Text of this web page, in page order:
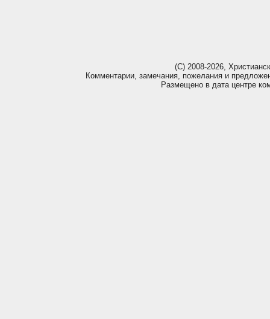
(С) 2008-2026,
Комментарии, замечания, пожелания и
Размещено в дата центре